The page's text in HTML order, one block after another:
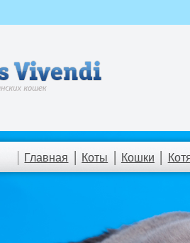
Главная Коты Кошки